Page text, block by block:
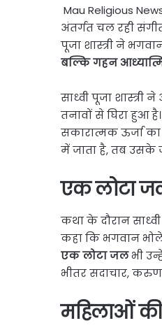
Mau Religious
अंतर्गत चल रही
पूजा शास्त्री ने
बल्कि गहन
साध्वी पूजा
तनावों से घिरा हुआ
सकारात्मक ऊर्जा
में जाता है, तब उसके
एक लोटा
कथा के दौरान
कहा कि भगवान
एक लोटा जलभी
भीतर सदाचार,
महिलाओं की